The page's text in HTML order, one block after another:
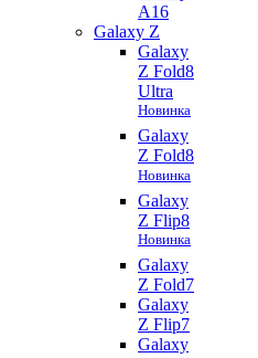
A16
Galaxy Z
Galaxy
Z Fold8
Ultra
Новинка
Galaxy
Z Fold8
Новинка
Galaxy
Z Flip8
Новинка
Galaxy
Z Fold7
Galaxy
Z Flip7
Galaxy